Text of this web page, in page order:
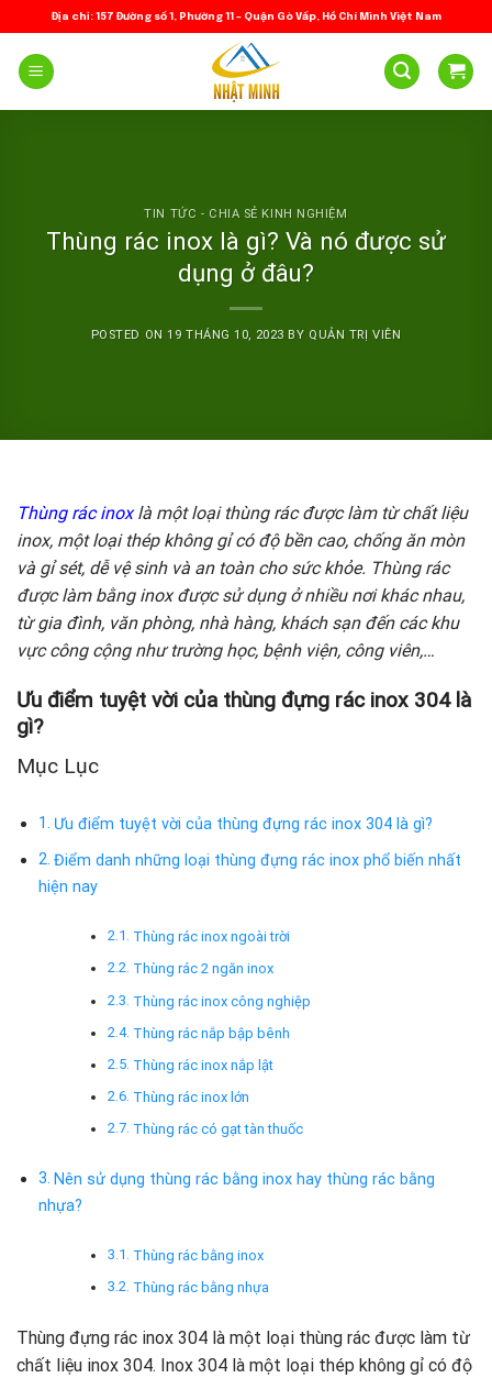
to
content
Địa chỉ: 157 Đường số 1, Phường 11 – Quận Gò Vấp, Hồ Chí Minh Việt Nam
TIN TỨC - CHIA SẺ KINH NGHIỆM
Thùng rác inox là gì? Và nó được sử
dụng ở đâu?
POSTED ON19 THÁNG 10, 2023 BY QUẢN TRỊ VIÊN
Thùng rác inoxlà một loại thùng rác được làm từ chất liệu
inox, một loại thép không gỉ có độ bền cao, chống ăn mòn
và gỉ sét, dễ vệ sinh và an toàn cho sức khỏe. Thùng rác
được làm bằng inox được sử dụng ở nhiều nơi khác nhau,
từ gia đình, văn phòng, nhà hàng, khách sạn đến các khu
vực công cộng như trường học, bệnh viện, công viên,…
Ưu điểm tuyệt vời của thùng đựng rác inox 304 là
gì?
Mục Lục
Ưu điểm tuyệt vời của thùng đựng rác inox 304 là gì?
Điểm danh những loại thùng đựng rác inox phổ biến nhất
hiện nay
Thùng rác inox ngoài trời
Thùng rác 2 ngăn inox
Thùng rác inox công nghiệp
Thùng rác nắp bập bênh
Thùng rác inox nắp lật
Thùng rác inox lớn
Thùng rác có gạt tàn thuốc
Nên sử dụng thùng rác bằng inox hay thùng rác bằng
nhựa?
Thùng rác bằng inox
Thùng rác bằng nhựa
Thùng đựng rác inox 304 là một loại thùng rác được làm từ
chất liệu inox 304. Inox 304 là một loại thép không gỉ có độ